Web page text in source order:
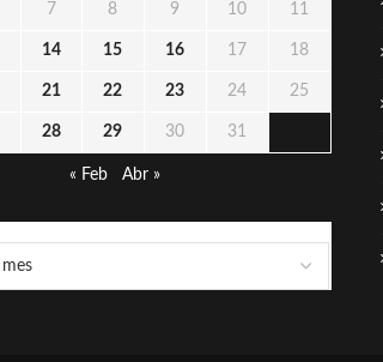
7 8 9 10 11
14 15 16 17 18
21 22 23 24 25
28 29 30 31
« Feb Abr »